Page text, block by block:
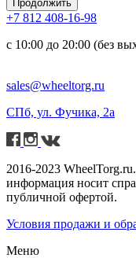
Продолжить
+7 812 408-16-98
с 10:00 до 20:00 (без
sales@wheeltorg.ru
СПб, ул. Фучика, 2а
2016-2023
информация носит
публичной офертой.
Условия продажи и
Меню